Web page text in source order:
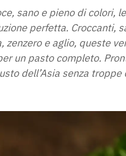
sano e pieno di colori,
perfetta. Croccanti,
zenzero e aglio, queste
un pasto completo.
dell’Asia senza troppe